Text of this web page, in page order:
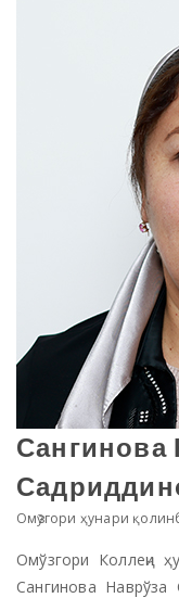
Сангинова
Омӯзгори ҳунари
Омўзгори Коллеҷи
Сангинова Наврўза